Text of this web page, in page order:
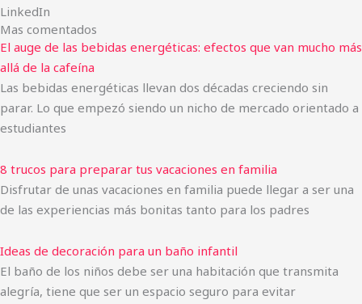
LinkedIn
Mas comentados
El auge de las bebidas energéticas: efectos que van mucho más
allá de la cafeína
Las bebidas energéticas llevan dos décadas creciendo sin
parar. Lo que empezó siendo un nicho de mercado orientado a
estudiantes
8 trucos para preparar tus vacaciones en familia
Disfrutar de unas vacaciones en familia puede llegar a ser una
de las experiencias más bonitas tanto para los padres
Ideas de decoración para un baño infantil
El baño de los niños debe ser una habitación que transmita
alegría, tiene que ser un espacio seguro para evitar